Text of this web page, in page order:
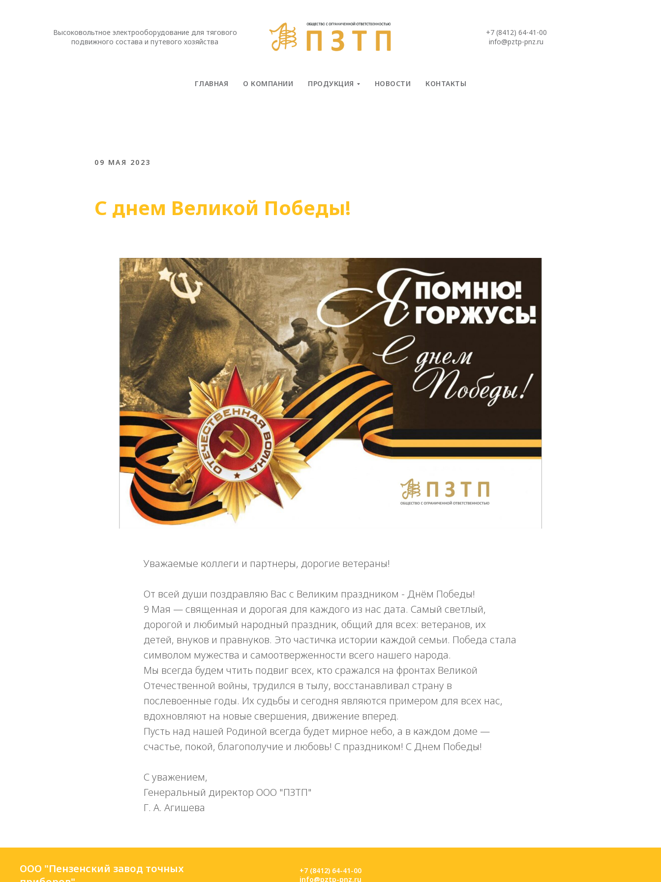
Высоковольтное электрооборудование для тягового
подвижного состава и путевого хозяйства
+7 (8412) 64-41-00
info@pztp-pnz.ru
ГЛАВНАЯ О КОМПАНИИ ПРОДУКЦИЯ НОВОСТИ КОНТАКТЫ
09 МАЯ 2023
С днем Великой Победы!
Уважаемые коллеги и партнеры, дорогие ветераны!
От всей души поздравляю Вас с Великим праздником - Днём Победы!
9 Мая — священная и дорогая для каждого из нас дата. Самый светлый,
дорогой и любимый народный праздник, общий для всех: ветеранов, их
детей, внуков и правнуков. Это частичка истории каждой семьи. Победа стала
символом мужества и самоотверженности всего нашего народа.
Мы всегда будем чтить подвиг всех, кто сражался на фронтах Великой
Отечественной войны, трудился в тылу, восстанавливал страну в
послевоенные годы. Их судьбы и сегодня являются примером для всех нас,
вдохновляют на новые свершения, движение вперед.
Пусть над нашей Родиной всегда будет мирное небо, а в каждом доме —
счастье, покой, благополучие и любовь! С праздником! С Днем Победы!
С уважением,
Генеральный директор ООО "ПЗТП"
Г. А. Агишева
ООО "Пензенский завод точных
+7 (8412) 64-41-00
info@pztp-pnz.ru